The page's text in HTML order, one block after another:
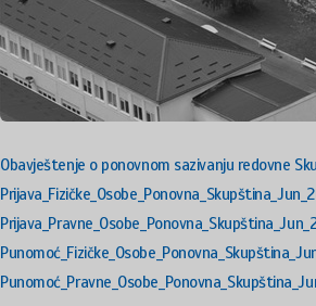
Obavještenje o ponovnom sazivanju redovne